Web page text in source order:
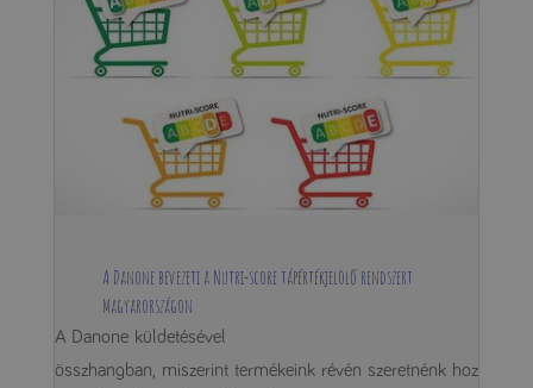
A Danone bevezeti a Nutri-score tápértékjelölő rendszert
Magyarországon
A Danone küldetésével
összhangban, miszerint termékeink révén szeretnénk hoz